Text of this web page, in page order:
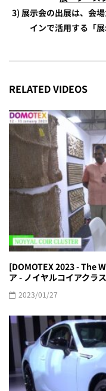
3) 展示会の出展は、会
インで活用する「
RELATED VIDEOS
[DOMOTEX 2023 - The
ア - ノイヤルコイアクラ
2023/01/27